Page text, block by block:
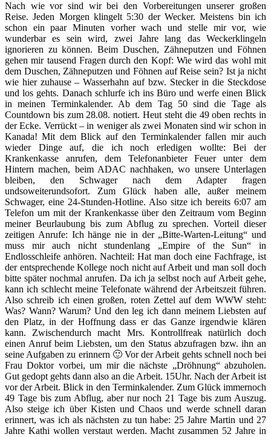
Nach wie vor sind wir bei den Vorbereitungen unserer großen
Reise. Jeden Morgen klingelt 5:30 der Wecker. Meistens bin ich
schon ein paar Minuten vorher wach und stelle mir vor, wie
wunderbar es sein wird, zwei Jahre lang das Weckerklingeln
ignorieren zu können. Beim Duschen, Zähneputzen und Föhnen
gehen mir tausend Fragen durch den Kopf: Wie wird das wohl mit
dem Duschen, Zähneputzen und Föhnen auf Reise sein? Ist ja nicht
wie hier zuhause – Wasserhahn auf bzw. Stecker in die Steckdose
und los gehts. Danach schlurfe ich ins Büro und werfe einen Blick
in meinen Terminkalender. Ab dem Tag 50 sind die Tage als
Countdown bis zum 28.08. notiert. Heut steht die 49 oben rechts in
der Ecke. Verrückt – in weniger als zwei Monaten sind wir schon in
Kanada! Mit dem Blick auf den Terminkalender fallen mir auch
wieder Dinge auf, die ich noch erledigen wollte: Bei der
Krankenkasse anrufen, dem Telefonanbieter Feuer unter dem
Hintern machen, beim ADAC nachhaken, wo unsere Unterlagen
bleiben, den Schwager nach dem Adapter fragen
undsoweiterundsofort. Zum Glück haben alle, außer meinem
Schwager, eine 24-Stunden-Hotline. Also sitze ich bereits 6:07 am
Telefon um mit der Krankenkasse über den Zeitraum vom Beginn
meiner Beurlaubung bis zum Abflug zu sprechen. Vorteil dieser
zeitigen Anrufe: Ich hänge nie in der „Bitte-Warten-Leitung“ und
muss mir auch nicht stundenlang „Empire of the Sun“ in
Endlosschleife anhören. Nachteil: Hat man doch eine Fachfrage, ist
der entsprechende Kollege noch nicht auf Arbeit und man soll doch
bitte später nochmal anrufen. Da ich ja selbst noch auf Arbeit gehe,
kann ich schlecht meine Telefonate während der Arbeitszeit führen.
Also schreib ich einen großen, roten Zettel auf dem WWW steht:
Was? Wann? Warum? Und den leg ich dann meinem Liebsten auf
den Platz, in der Hoffnung dass er das Ganze irgendwie klären
kann. Zwischendurch macht Mrs. Kontrollfreak natürlich doch
einen Anruf beim Liebsten, um den Status abzufragen bzw. ihn an
seine Aufgaben zu erinnern 🙂 Vor der Arbeit gehts schnell noch bei
Frau Doktor vorbei, um mir die nächste „Dröhnung“ abzuholen.
Gut gedopt gehts dann also an die Arbeit. 15Uhr. Nach der Arbeit ist
vor der Arbeit. Blick in den Terminkalender. Zum Glück immernoch
49 Tage bis zum Abflug, aber nur noch 21 Tage bis zum Auszug.
Also steige ich über Kisten und Chaos und werde schnell daran
erinnert, was ich als nächsten zu tun habe: 25 Jahre Martin und 27
Jahre Kathi wollen verstaut werden. Macht zusammen 52 Jahre in